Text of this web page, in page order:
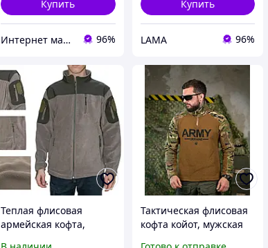
Купить
Интернет магазин Store7 96%
Купить
LAMA 96%
Теплая флисовая
армейская кофта,
Тактическая флисовая
кофта койот, мужская